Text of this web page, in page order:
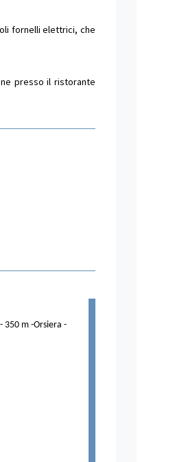
fornelli elettrici, che
presso il ristorante
350 m -Orsiera -